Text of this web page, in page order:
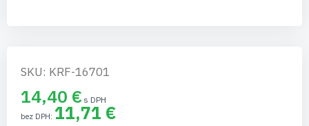
SKU: KRF-16701
14,40 €
11,71 €